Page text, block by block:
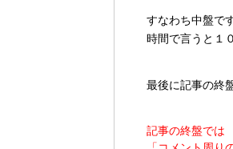
すなわち中盤です
時間で言うと１
最後に記事の終盤
記事の終盤では